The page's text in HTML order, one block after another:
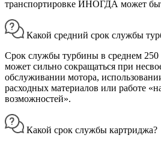
транспортировке ИНОГДА может
Какой средний срок службы
Срок службы турбины в среднем 250
может сильно сокращаться при
обслуживании мотора,
расходных материалов или работе
возможностей».
Какой срок службы картриджа?